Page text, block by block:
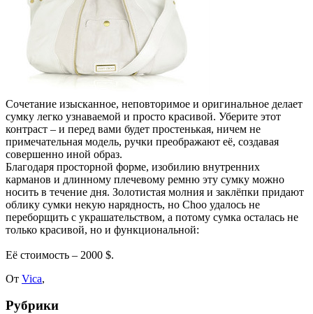
Сочетание изысканное, неповторимое и оригинальное делает
сумку легко узнаваемой и просто красивой. Уберите этот
контраст – и перед вами будет простенькая, ничем не
примечательная модель, ручки преображают её, создавая
совершенно иной образ.
Благодаря просторной форме, изобилию внутренних
карманов и длинному плечевому ремню эту сумку можно
носить в течение дня. Золотистая молния и заклёпки придают
облику сумки некую нарядность, но Choo удалось не
переборщить с украшательством, а потому сумка осталась не
только красивой, но и функциональной:
Её стоимость – 2000 $.
От Vica,
Рубрики